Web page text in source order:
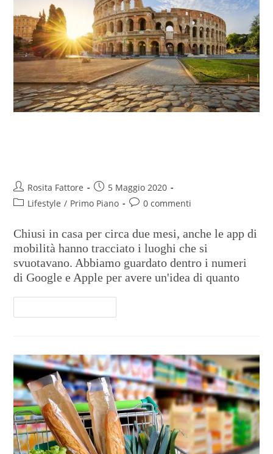
Rosita Fattore
5 Maggio 2020
Lifestyle / Primo Piano 0 commenti
Chiusi in casa per circa due mesi, anche le app di
mobilità hanno tracciato i luoghi che si
svuotavano. Abbiamo guardato dentro i numeri
di Google e Apple per avere un'idea di quanto